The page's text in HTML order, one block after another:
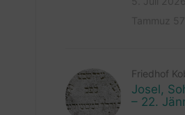
Friedhof
Josel,
– 22.